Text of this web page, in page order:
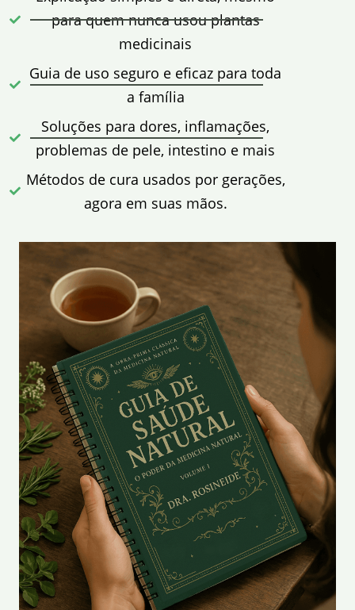
para quem nunca usou plantas
medicinais
Guia de uso seguro e eficaz para toda
a família
Soluções para dores, inflamações,
problemas de pele, intestino e mais
Métodos de cura usados por gerações,
agora em suas mãos.